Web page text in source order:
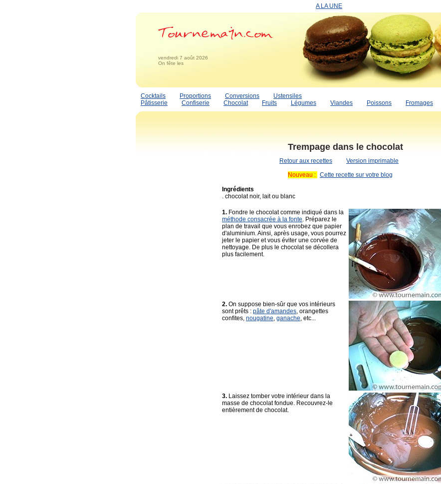
A LA UNE
vendredi 7 août 2026
On fête les
Cocktails Proportions Conversions
Ustensiles
Pâtisserie
Confiserie Chocolat Fruits Légumes Viandes Poissons Fromages
Trempage dans le chocolat
Retour aux recettes
Version imprimable
Nouveau : Cette recette sur votre blog
Ingrédients
. chocolat noir, lait ou blanc
1. Fondre le chocolat comme indiqué dans la
méthode consacrée à la fonte. Préparez le
plan de travail que vous enrobez que papier
d'aluminium. Ainsi, après usage, vous pourrez
jeter le papier et vous éviter une corvée de
nettoyage. De plus le chocolat se décollera
plus facilement.
2. On suppose bien-sûr que vos intérieurs
sont prêts : pâte d'amandes, orangettes
confites, nougatine, ganache, etc...
3. Laissez tomber votre intérieur dans la
masse de chocolat fondue. Recouvrez-le
entièrement de chocolat.